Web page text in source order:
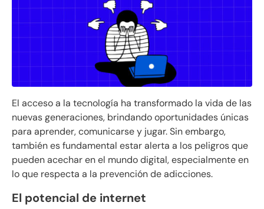
El acceso a la tecnología ha transformado la vida de las
nuevas generaciones, brindando oportunidades únicas
para aprender, comunicarse y jugar. Sin embargo,
también es fundamental estar alerta a los peligros que
pueden acechar en el mundo digital, especialmente en
lo que respecta a la prevención de adicciones.
El potencial de internet